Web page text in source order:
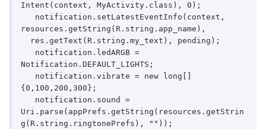
Intent(context, MyActivity.class), 0);
resources.getString(R.string.app_name),
Notification.DEFAULT_LIGHTS;
{0,100,200,300};
Uri.parse(appPrefs.getString(resources.getStrin
g(R.string.ringtonePrefs), ""));